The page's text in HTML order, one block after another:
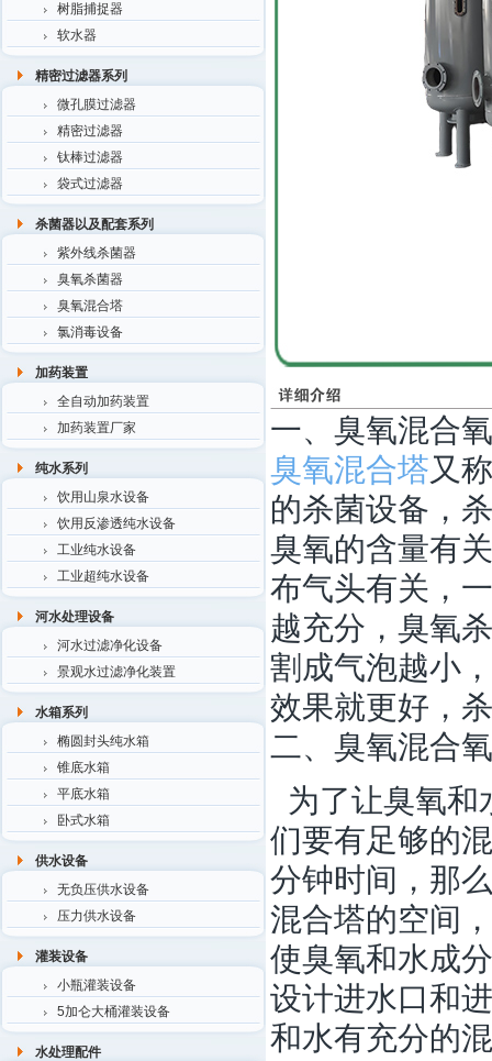
树脂捕捉器
软水器
精密过滤器系列
微孔膜过滤器
精密过滤器
钛棒过滤器
袋式过滤器
杀菌器以及配套系列
紫外线杀菌器
臭氧杀菌器
臭氧混合塔
氯消毒设备
加药装置
全自动加药装置
加药装置厂家
纯水系列
饮用山泉水设备
饮用反渗透纯水设备
工业纯水设备
工业超纯水设备
河水处理设备
河水过滤净化设备
景观水过滤净化装置
水箱系列
椭圆封头纯水箱
锥底水箱
平底水箱
卧式水箱
供水设备
无负压供水设备
压力供水设备
灌装设备
小瓶灌装设备
5加仑大桶灌装设备
水处理配件
一、臭氧混合
臭氧混合塔又
的杀菌设备，
臭氧的含量有
布气头有关，
越充分，臭氧
割成气泡越小
效果就更好，
二、臭氧混合
为了让臭氧
们要有足够的
分钟时间，那
混合塔的空间
使臭氧和水成
设计进水口和
和水有充分的